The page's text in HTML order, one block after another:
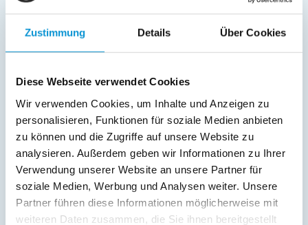
Zustimmung Details Über Cookies
Diese Webseite verwendet Cookies
Wir verwenden Cookies, um Inhalte und Anzeigen zu
personalisieren, Funktionen für soziale Medien anbieten
zu können und die Zugriffe auf unsere Website zu
analysieren. Außerdem geben wir Informationen zu Ihrer
Verwendung unserer Website an unsere Partner für
soziale Medien, Werbung und Analysen weiter. Unsere
Partner führen diese Informationen möglicherweise mit
weiteren Daten zusammen, die Sie ihnen bereitgestellt
Kinderhochstuhl
SAT/Kabel-TV
Außenanlage:
Garten/Liegewiese
Grill
Gartenstühle
Parkplatz
Terrasse
Service: